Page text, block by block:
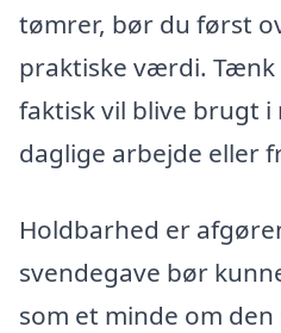
tømrer, bør du først
praktiske værdi. Tænk
faktisk vil blive brugt
daglige arbejde eller
Holdbarhed er
svendegave bør
som et minde om